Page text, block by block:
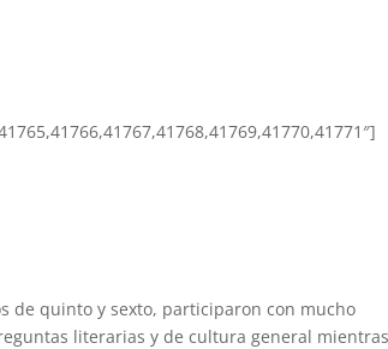
de quinto y sexto, participaron con mucho
literarias y de cultura general mientras